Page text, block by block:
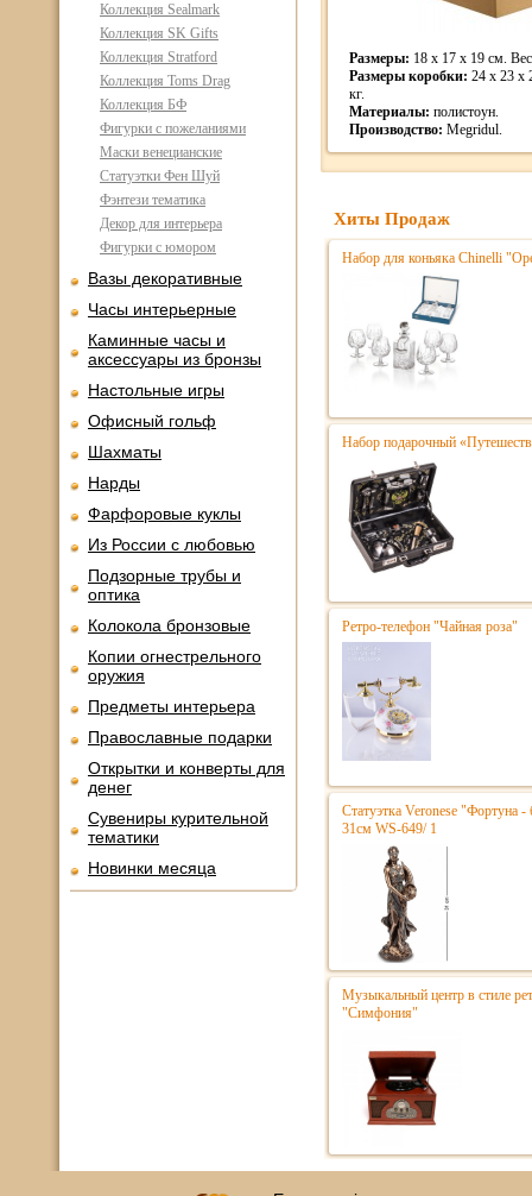
Коллекция Sealmark
Коллекция SK Gifts
Коллекция Stratford
Коллекция Toms Drag
Коллекция БФ
Фигурки с пожеланиями
Маски венецианские
Статуэтки Фен Шуй
Фэнтези тематика
Декор для интерьера
Фигурки с юмором
Вазы декоративные
Часы интерьерные
Каминные часы и
аксессуары из бронзы
Настольные игры
Офисный гольф
Шахматы
Нарды
Фарфоровые куклы
Из России с любовью
Подзорные трубы и
оптика
Колокола бронзовые
Копии огнестрельного
оружия
Предметы интерьера
Православные подарки
Открытки и конверты для
денег
Сувениры курительной
тематики
Новинки месяца
Размеры: 18 x 17 x 19 см.
Размеры коробки: 24 x 23 x
кг.
Материалы: полистоун.
Производство: Megridul.
Хиты Продаж
Набор для коньяка Chinelli
Набор подарочный
Ретро-телефон "Чайная роза"
Статуэтка Veronese "Фортуна
31см WS-649/ 1
Музыкальный центр в стиле
"Симфония"